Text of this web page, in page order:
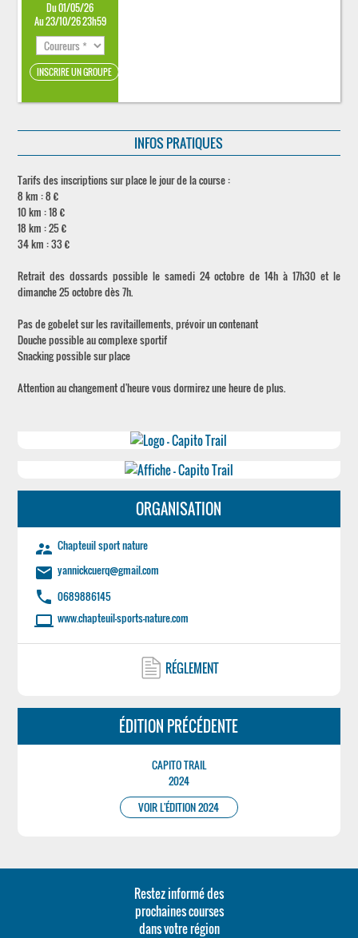
Du 01/05/26
Au 23/10/26 23h59
INFOS PRATIQUES
Tarifs des inscriptions sur place le jour de la course :
8 km : 8 €
10 km : 18 €
18 km : 25 €
34 km : 33 €
Retrait des dossards possible le samedi 24 octobre de 14h à 17h30 et le
dimanche 25 octobre dès 7h.
Pas de gobelet sur les ravitaillements, prévoir un contenant
Douche possible au complexe sportif
Snacking possible sur place
Attention au changement d'heure vous dormirez une heure de plus.
ORGANISATION
supervisor_account Chapteuil sport nature
email yannickcuerq@gmail.com
phone 0689886145
laptop www.chapteuil-sports-nature.com
RÉGLEMENT
ÉDITION PRÉCÉDENTE
CAPITO TRAIL
2024
VOIR L'ÉDITION 2024
Restez informé des
prochaines courses
dans votre région